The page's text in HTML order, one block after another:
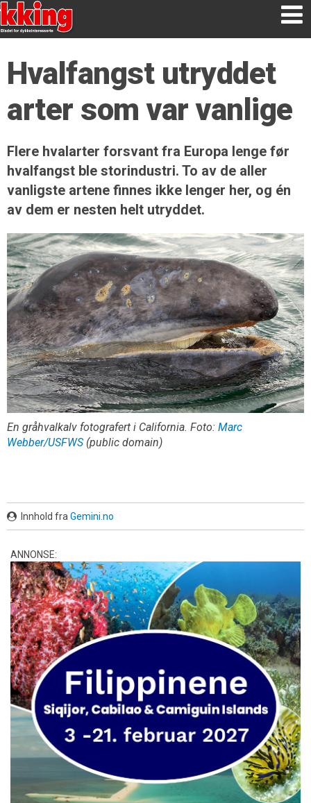
Hvalfangst utryddet
arter som var vanlige
Flere hvalarter forsvant fra Europa lenge før
hvalfangst ble storindustri. To av de aller
vanligste artene finnes ikke lenger her, og én
av dem er nesten helt utryddet.
En gråhvalkalv fotografert i California. Foto: Marc
Webber/USFWS(public domain)
Innhold fra Gemini.no
ANNONSE: